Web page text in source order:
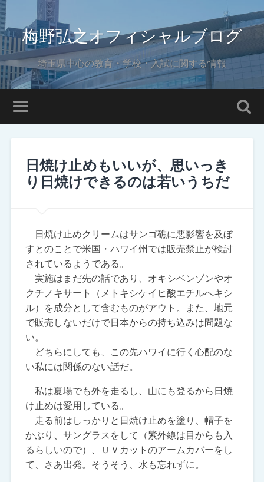
梅野弘之オフィシャルブログ
埼玉県中心の教育・学校・入試に関する情報
日焼け止めもいいが、思いっき
り日焼けできるのは若いうちだ
日焼け止めクリームはサンゴ礁に悪影響を及ぼ
すとのことで米国・ハワイ州では販売禁止が検討
されているようである。
実施はまだ先の話であり、オキシベンゾンやオ
クチノキサート（メトキシケイヒ酸エチルへキシ
ル）を成分として含むものがアウト。また、地元
で販売しないだけで日本からの持ち込みは問題な
い。
どちらにしても、この先ハワイに行く心配のな
い私には関係のない話だ。
私は夏場でも外を走るし、山にも登るから日焼
け止めは愛用している。
走る前はしっかりと日焼け止めを塗り、帽子を
かぶり、サングラスをして（紫外線は目からも入
るらしいので）、ＵＶカットのアームカバーをし
て、さあ出発。そうそう、水も忘れずに。